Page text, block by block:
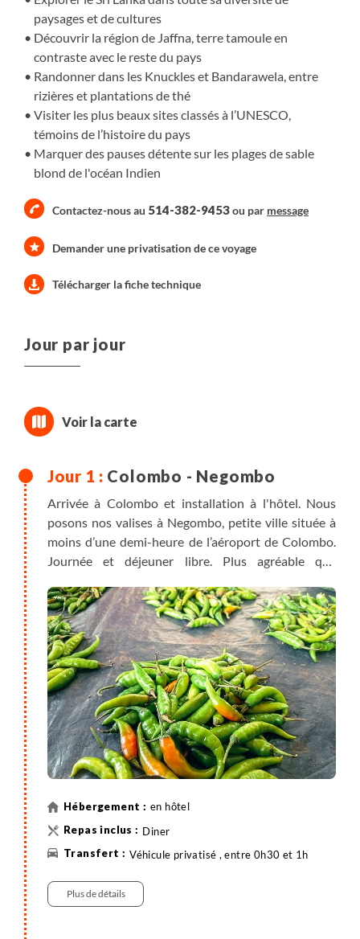
de brume. Nous avançons ainsi au rythme du pays pour
enfin atteindre les plages de la côte sud, face à l’océan
Indien.
paysages et de cultures
Découvrir la région de Jaffna, terre tamoule en
contraste avec le reste du pays
Randonner dans les Knuckles et Bandarawela, entre
rizières et plantations de thé
Visiter les plus beaux sites classés à l’UNESCO,
témoins de l’histoire du pays
Marquer des pauses détente sur les plages de sable
blond de l'océan Indien
Contactez-nous au 514-382-9453ou par message
Demander une privatisation de ce voyage
Télécharger la fiche technique
Jour par jour
Colombo - Negombo
Arrivée à Colombo et installation à l'hôtel. Nous
posons nos valises à Negombo, petite ville située à
moins d’une demi-heure de l’aéroport de Colombo.
Journée et déjeuner libre. Plus agréable que
restaurants et boutiques. Une première étape pour
se reposer après le vol international et profiter des
premiers instants au Sri Lanka.
en hôtel
Diner
Véhicule privatisé , entre 0h30 et 1h
Plus de détails